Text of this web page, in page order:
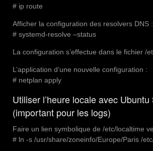
# ip route
Afficher la configuration des resolvers DNS :
# systemd-resolve –status
La configuration s’effectue dans le fichier /
L’application d’une nouvelle configuration :
# netplan apply
Utiliser l’heure locale avec
(important pour les logs)
Faire un lien symbolique de /etc/localtime
# ln -s /usr/share/zoneinfo/Europe/Paris /